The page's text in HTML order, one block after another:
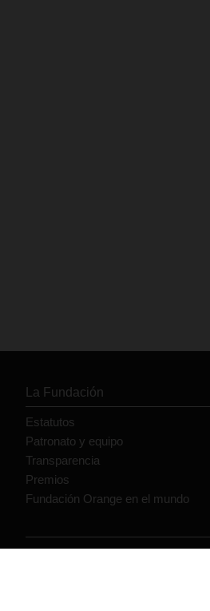
La Fundación
Estatutos
Patronato y equipo
Transparencia
Premios
Fundación Orange en el mundo